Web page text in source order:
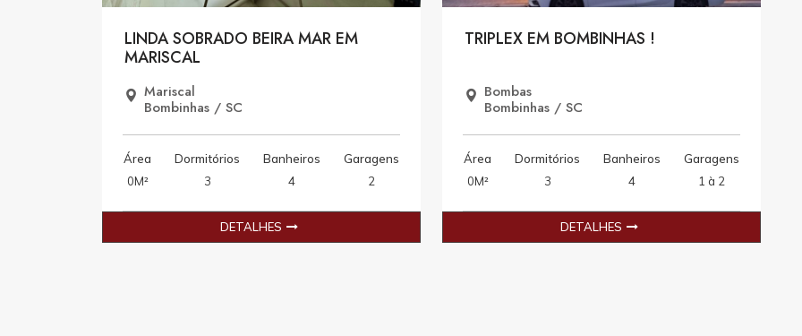
LINDA SOBRADO BEIRA MAR EM
MARISCAL
Mariscal
Bombinhas / SC
Área
0M²
Dormitórios
3
Banheiros
4
Garagens
2
DETALHES
TRIPLEX EM BOMBINHAS !
Bombas
Bombinhas / SC
Área
0M²
Dormitórios
3
Banheiros
4
Garagens
1 à 2
DETALHES